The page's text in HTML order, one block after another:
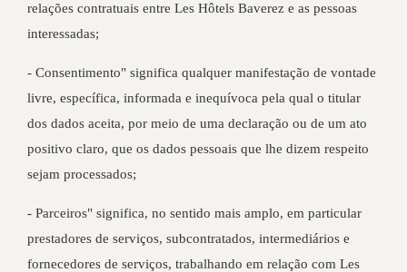
relações contratuais entre Les Hôtels Baverez e as pessoas
interessadas;
- Consentimento" significa qualquer manifestação de vontade
livre, específica, informada e inequívoca pela qual o titular
dos dados aceita, por meio de uma declaração ou de um ato
positivo claro, que os dados pessoais que lhe dizem respeito
sejam processados;
- Parceiros" significa, no sentido mais amplo, em particular
prestadores de serviços, subcontratados, intermediários e
fornecedores de serviços, trabalhando em relação com Les